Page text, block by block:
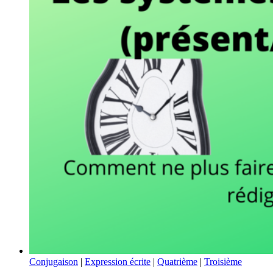
Conjugaison | Expression écrite | Quatrième | Troisième